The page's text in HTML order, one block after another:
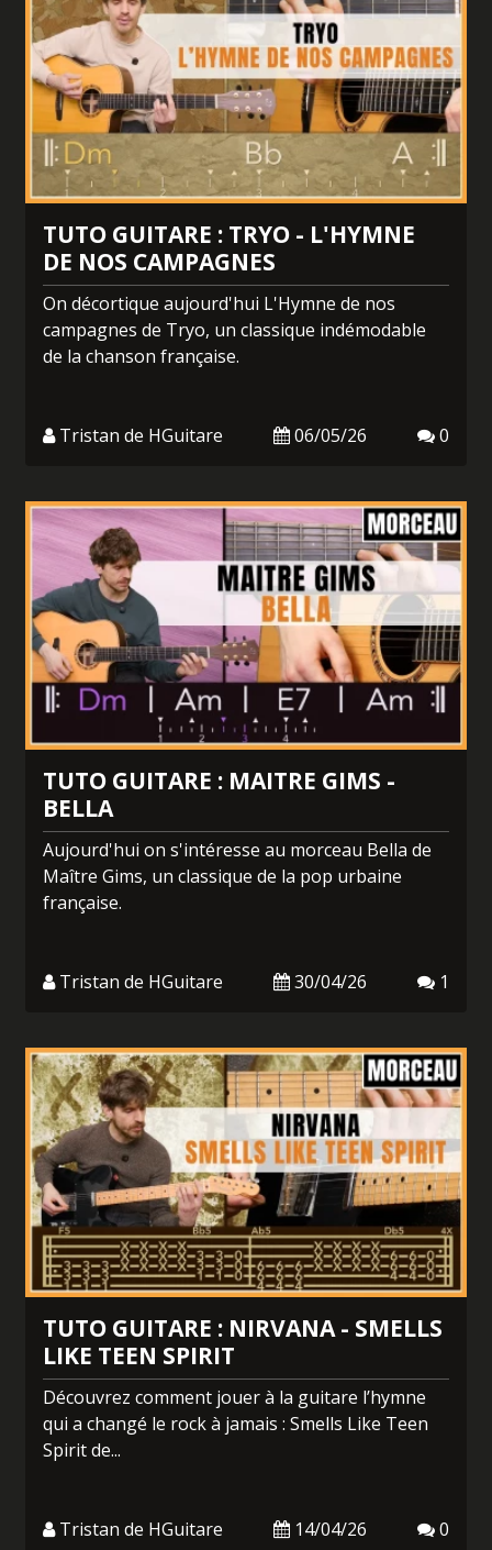
TUTO GUITARE : TRYO - L'HYMNE
DE NOS CAMPAGNES
On décortique aujourd'hui L'Hymne de nos
campagnes de Tryo, un classique indémodable
de la chanson française.
Tristan de HGuitare 06/05/26 0
TUTO GUITARE : MAITRE GIMS -
BELLA
Aujourd'hui on s'intéresse au morceau Bella de
Maître Gims, un classique de la pop urbaine
française.
Tristan de HGuitare 30/04/26 1
TUTO GUITARE : NIRVANA - SMELLS
LIKE TEEN SPIRIT
Découvrez comment jouer à la guitare l’hymne
qui a changé le rock à jamais : Smells Like Teen
Spirit de...
Tristan de HGuitare 14/04/26 0